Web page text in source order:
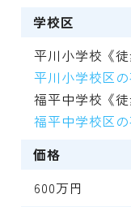
学校区
平川小学校《徒
平川小学校区
福平中学校《徒
福平中学校区
価格
600万円